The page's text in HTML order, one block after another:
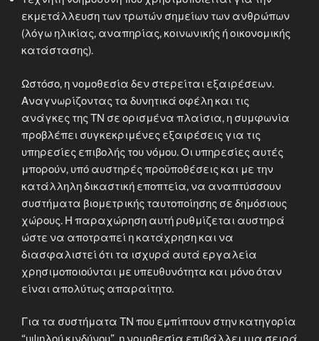
εκμετάλλευση των τρωτών σημείων των ανθρώπων
(λόγω ηλικίας, αναπηρίας, κοινωνικής ή οικονομικής
κατάστασης).
Ωστόσο, η νομοθεσία δεν στερείται εξαιρέσεων.
Αναγνωρίζοντας τα δυνητικά οφέλη και τις
ανάγκες της ΤΝ σε ορισμένα πλαίσια, η συμφωνία
προβλέπει συγκεκριμένες εξαιρέσεις για τις
υπηρεσίες επιβολής του νόμου. Οι υπηρεσίες αυτές
μπορούν, υπό αυστηρές προϋποθέσεις και με την
κατάλληλη δικαστική εποπτεία, να αναπτύσσουν
συστήματα βιομετρικής ταυτοποίησης σε δημόσιους
χώρους. Η παραχώρηση αυτή ρυθμίζεται αυστηρά
ώστε να αποτραπεί η κατάχρηση και να
διασφαλιστεί ότι τα ισχυρά αυτά εργαλεία
χρησιμοποιούνται με υπευθυνότητα και μόνο όταν
είναι απολύτως απαραίτητο.
Για τα συστήματα ΤΝ που εμπίπτουν στην κατηγορία